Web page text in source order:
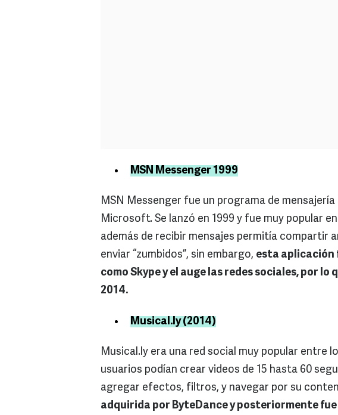
MSN Messenger 1999
MSN Messenger fue un programa de
Microsoft. Se lanzó en 1999 y fue muy popular
además de recibir mensajes permitía compartir
enviar “zumbidos”, sin embargo, esta aplicación
como Skype y el auge las redes sociales, por lo
2014.
Musical.ly (2014)
Musical.ly era una red social muy popular entre
usuarios podían crear videos de 15 hasta 60
agregar efectos, filtros, y navegar por su
adquirida por ByteDance y posteriormente